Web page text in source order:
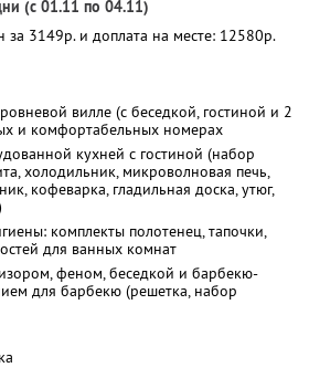
(с 01.11 по 04.11)
3149р. и доплата на месте: 12580р.
вилле (с беседкой, гостиной и 2
и комфортабельных номерах
кухней с гостиной (набор
холодильник, микроволновая печь,
кофеварка, гладильная доска, утюг,
комплекты полотенец, тапочки,
для ванных комнат
феном, беседкой и барбекю-
для барбекю (решетка, набор